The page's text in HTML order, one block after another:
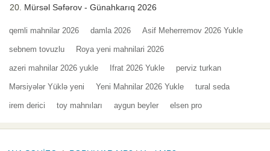
Mürsəl Səfərov - Günahkarıq 2026
qemli mahnilar 2026 damla 2026 Asif Meherremov 2026 Yukle
sebnem tovuzlu Roya yeni mahnilari 2026
azeri mahnilar 2026 yukle Ifrat 2026 Yukle perviz turkan
Mərsiyələr Yüklə yeni Yeni Mahnilar 2026 Yukle tural seda
irem derici toy mahnıları aygun beyler elsen pro